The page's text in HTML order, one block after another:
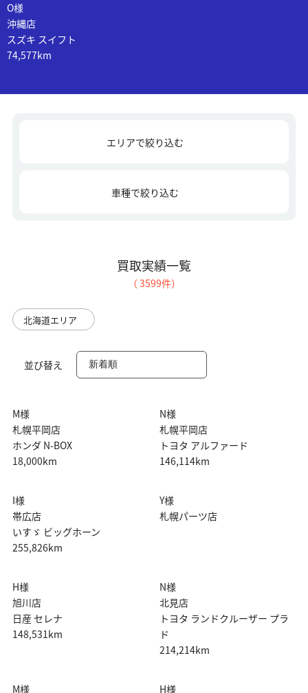
O様
沖縄店
スズキ スイフト
74,577km
エリアで絞り込む
車種で絞り込む
買取実績一覧
（ 3599件）
北海道エリア
並び替え
M様
札幌平岡店
ホンダ N-BOX
18,000km
N様
札幌平岡店
トヨタ アルファード
146,114km
I様
帯広店
いすゞ ビッグホーン
255,826km
Y様
札幌パーツ店
H様
旭川店
日産 セレナ
148,531km
N様
北見店
トヨタ ランドクルーザー プラ
ド
214,214km
M様 H様